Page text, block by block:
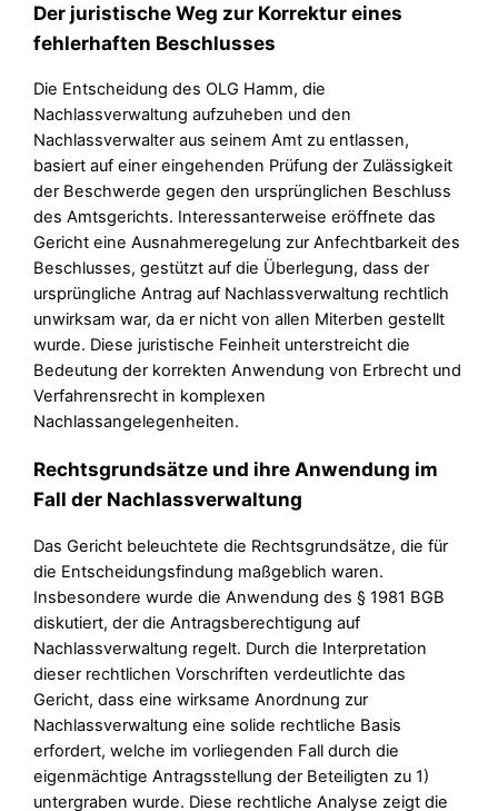
Der juristische Weg zur Korrektur eines
fehlerhaften Beschlusses
Die Entscheidung des OLG Hamm, die
Nachlassverwaltung aufzuheben und den
Nachlassverwalter aus seinem Amt zu entlassen,
basiert auf einer eingehenden Prüfung der Zulässigkeit
der Beschwerde gegen den ursprünglichen Beschluss
des Amtsgerichts. Interessanterweise eröffnete das
Gericht eine Ausnahmeregelung zur Anfechtbarkeit des
Beschlusses, gestützt auf die Überlegung, dass der
ursprüngliche Antrag auf Nachlassverwaltung rechtlich
unwirksam war, da er nicht von allen Miterben gestellt
wurde. Diese juristische Feinheit unterstreicht die
Bedeutung der korrekten Anwendung von Erbrecht und
Verfahrensrecht in komplexen
Nachlassangelegenheiten.
Rechtsgrundsätze und ihre Anwendung im
Fall der Nachlassverwaltung
Das Gericht beleuchtete die Rechtsgrundsätze, die für
die Entscheidungsfindung maßgeblich waren.
Insbesondere wurde die Anwendung des § 1981 BGB
diskutiert, der die Antragsberechtigung auf
Nachlassverwaltung regelt. Durch die Interpretation
dieser rechtlichen Vorschriften verdeutlichte das
Gericht, dass eine wirksame Anordnung zur
Nachlassverwaltung eine solide rechtliche Basis
erfordert, welche im vorliegenden Fall durch die
eigenmächtige Antragsstellung der Beteiligten zu 1)
untergraben wurde. Diese rechtliche Analyse zeigt die